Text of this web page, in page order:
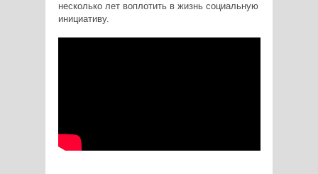
несколько лет воплотить в жизнь социальную
инициативу.